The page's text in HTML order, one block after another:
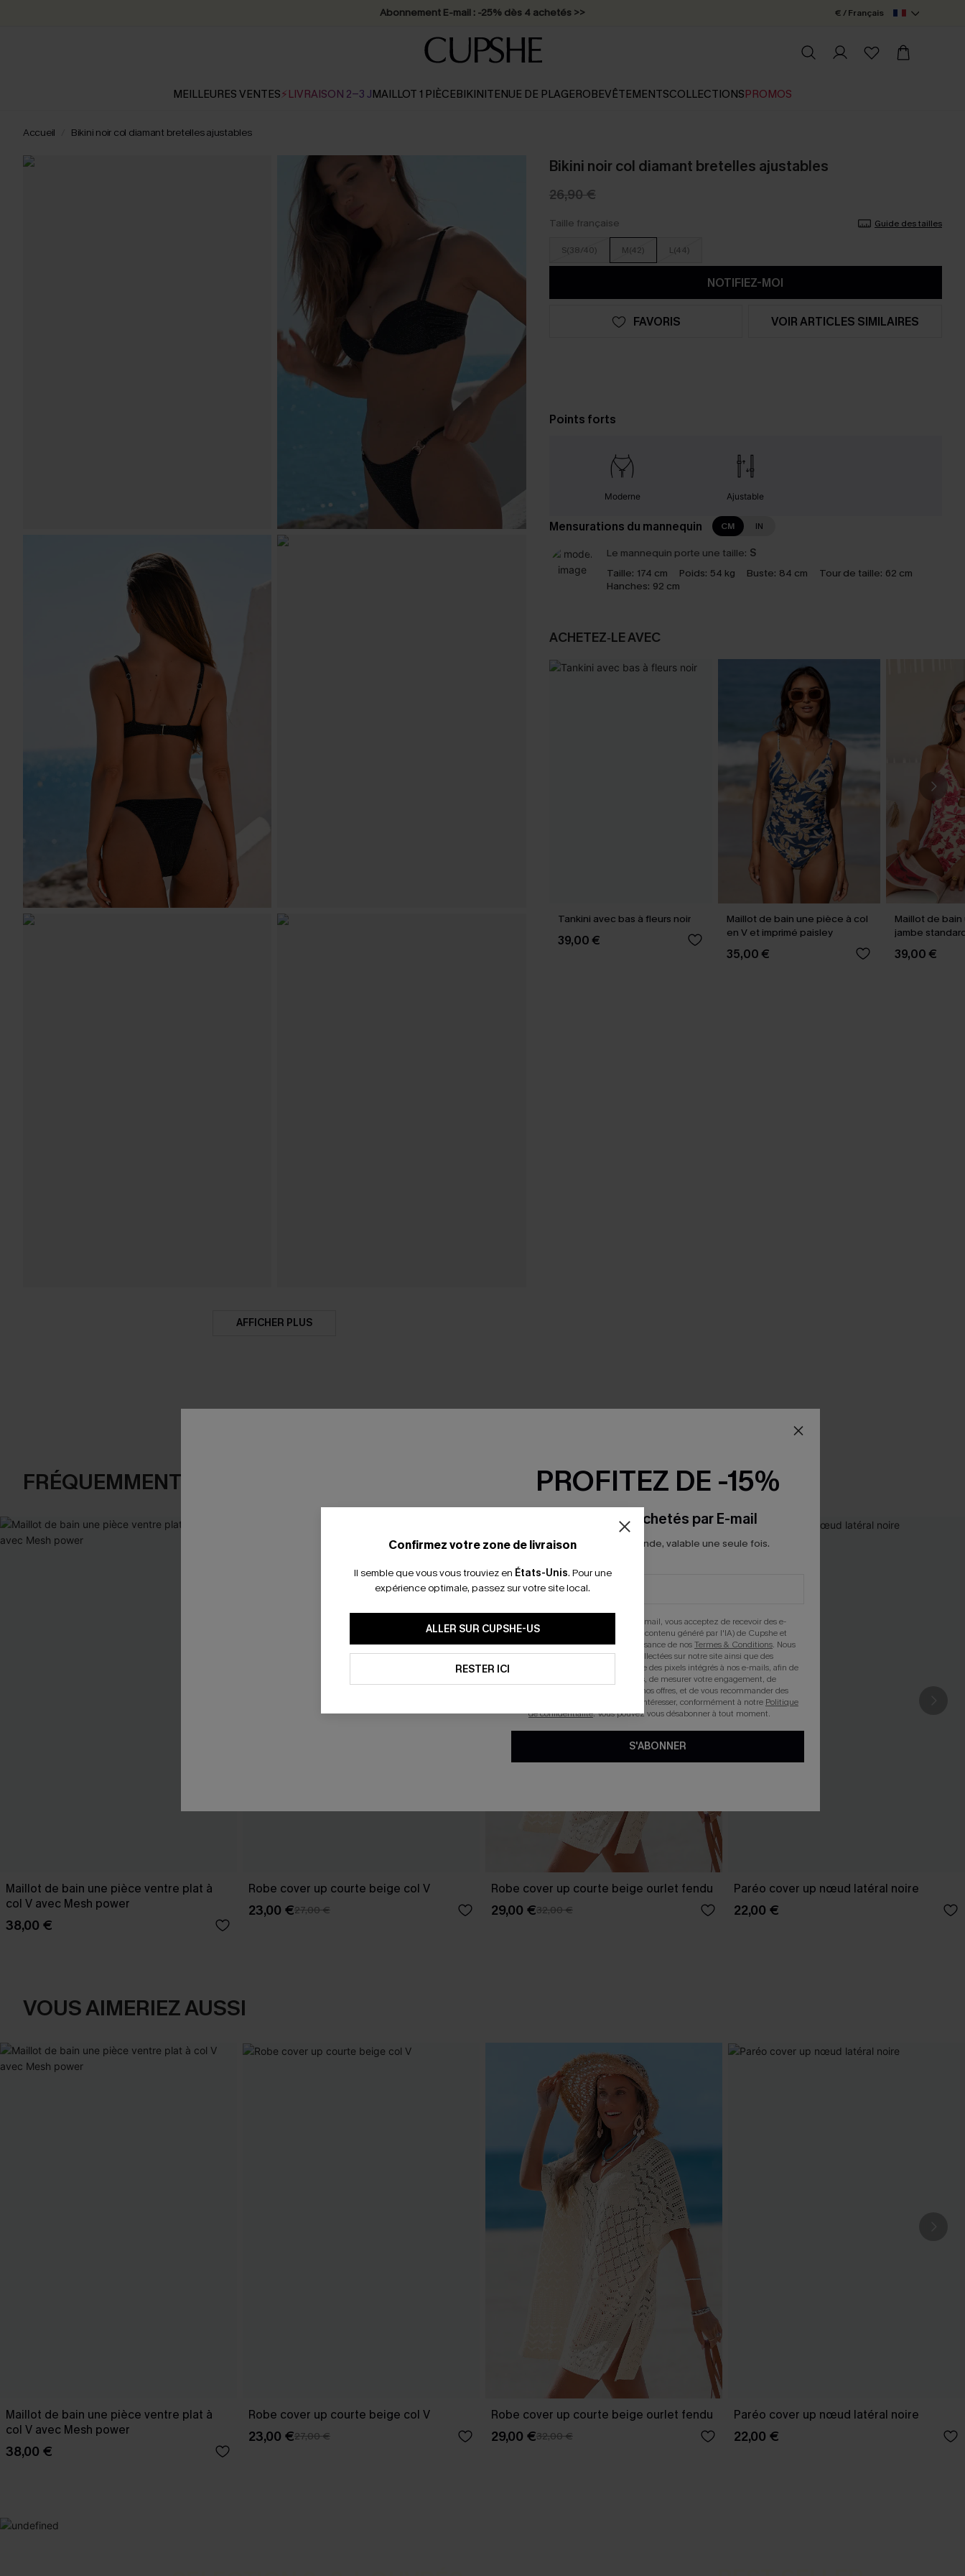
Abonnement E-mail : -25% dès 4 achetés >> € / Français
MEILLEURES VENTES⚡LIVRAISON 2-3 JMAILLOT 1 PIÈCEBIKINITENUE DE PLAGEROBEVÊTEMENTSCOLLECTIONSPROMOS
Accueil Bikini noir col diamant bretelles ajustables
AFFICHER PLUS
Bikini noir col diamant bretelles ajustables
26,90 €
Taille française Guide des tailles
S(38/40) M(42) L(44)
NOTIFIEZ-MOI
FAVORIS VOIR ARTICLES SIMILAIRES
Points forts
Moderne Ajustable
Mensurations du mannequin CM IN
Le mannequin porte une taille: S
Taille: 174 cm Poids: 54 kg Buste: 84 cm Tour de taille: 62 cm
Hanches: 92 cm
ACHETEZ‑LE AVEC
Tankini avec bas à fleurs noir
39,00 €
Maillot de bain une pièce à col
en V et imprimé paisley
35,00 €
Maillot de
jambe
39,00 €
FRÉQUEMMENT ACHETÉS ENSEMBLE
Maillot de bain une pièce ventre plat à
col V avec Mesh power
38,00 €
Robe cover up courte beige col V
23,00 €27,00 €
Robe cover up courte beige ourlet fendu
29,00 €32,00 €
Paréo cover up nœud latéral noire
22,00 €
VOUS AIMERIEZ AUSSI
Maillot de bain une pièce ventre plat à
col V avec Mesh power
38,00 €
Robe cover up courte beige col V
23,00 €27,00 €
Robe cover up courte beige ourlet fendu
29,00 €32,00 €
Paréo cover up nœud latéral noire
22,00 €
Confirmez votre zone de livraison
Il semble que vous vous trouviez en États-Unis. Pour une
expérience optimale, passez sur votre site local.
ALLER SUR CUPSHE-US
RESTER ICI
PROFITEZ DE -15%
-15% dès 2 Achetés par E-mail
*Un code par commande, valable une seule fois.
En soumettant votre adresse e-mail, vous acceptez de recevoir des e-
mails marketing (y compris du contenu généré par l'IA) de Cupshe et
reconnaissez avoir pris connaissance de nosTermes & Conditions. Nous
pouvons utiliser les données collectées sur notre site ainsi que des
technologies de suivi, telles que des pixels intégrés à nos e-mails, afin de
savoir si ceux-ci ont été ouverts, de mesurer votre engagement, de
personnaliser nos contenus et nos offres, et de vous recommander des
produits susceptibles de vous intéresser, conformément à notre Politique
de confidentialité. Vous pouvez vous désabonner à tout moment.
S'ABONNER